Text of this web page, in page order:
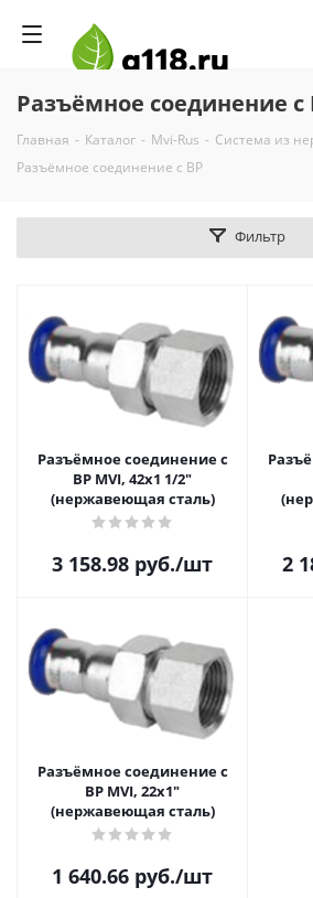
Разъёмное соединение с
Главная - Каталог - Mvi-Rus - Система из
Разъёмное соединение с ВР
Фильтр
Разъёмное соединение с
ВР MVI, 42x1 1/2"
(нержавеющая сталь)
3 158.98 руб./шт 2
Разъёмное соединение с
ВР MVI, 22x1"
(нержавеющая сталь)
1 640.66 руб./шт